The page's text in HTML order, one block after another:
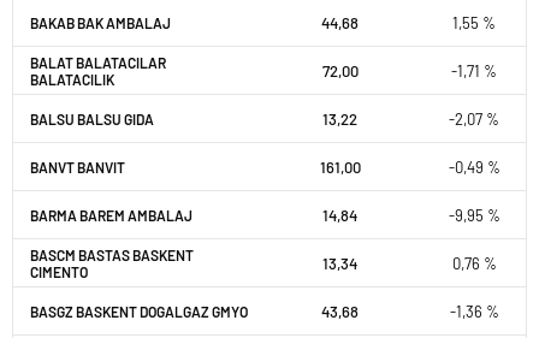
BAKAB BAK AMBALAJ 44,68 1,55 %
BALAT BALATACILAR
BALATACILIK
72,00 -1,71 %
BALSU BALSU GIDA 13,22 -2,07 %
BANVT BANVIT 161,00 -0,49 %
BARMA BAREM AMBALAJ 14,84 -9,95 %
BASCM BASTAS BASKENT
CIMENTO
13,34 0,76 %
BASGZ BASKENT DOGALGAZ GMYO 43,68 -1,36 %